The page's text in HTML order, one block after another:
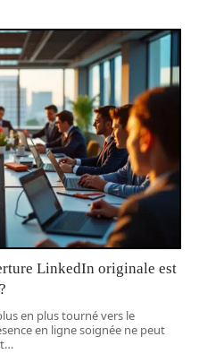
LinkedIn originale est
en plus tourné vers le
en ligne soignée ne peut
…